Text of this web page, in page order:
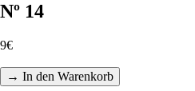
Nº 14
9€
→ In den Warenkorb